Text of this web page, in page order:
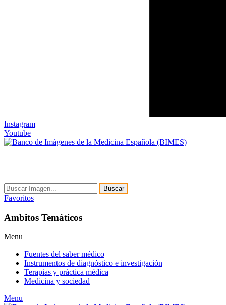
Instagram
Youtube
Buscar
Favoritos
Ambitos Temáticos
Menu
Fuentes del saber médico
Instrumentos de diagnóstico e investigación
Terapias y práctica médica
Medicina y sociedad
Menu